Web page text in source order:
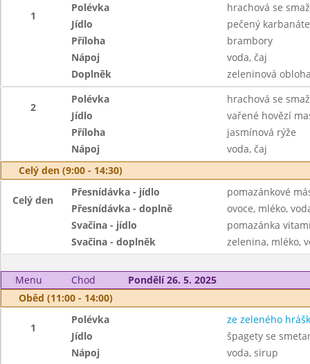
1
Polévka
hrachová se
Jídlo
pečený
Příloha
brambory
Nápoj
voda, čaj
Doplněk
zeleninová
2
Polévka
hrachová se
Jídlo
vařené hovězí
Příloha
jasmínová rýže
Nápoj
voda, čaj
Celý den (9:00 - 14:30)
Celý den
Přesnídávka - jídlo
pomazánkové
Přesnídávka - doplně
ovoce, mléko,
Svačina - jídlo
pomazánka
Svačina - doplněk
zelenina, mléko,
Menu Chod
Pondělí 26. 5. 2025
Oběd (11:00 - 14:00)
1
Polévka
ze zeleného
Jídlo
špagety se
Nápoj
voda, sirup